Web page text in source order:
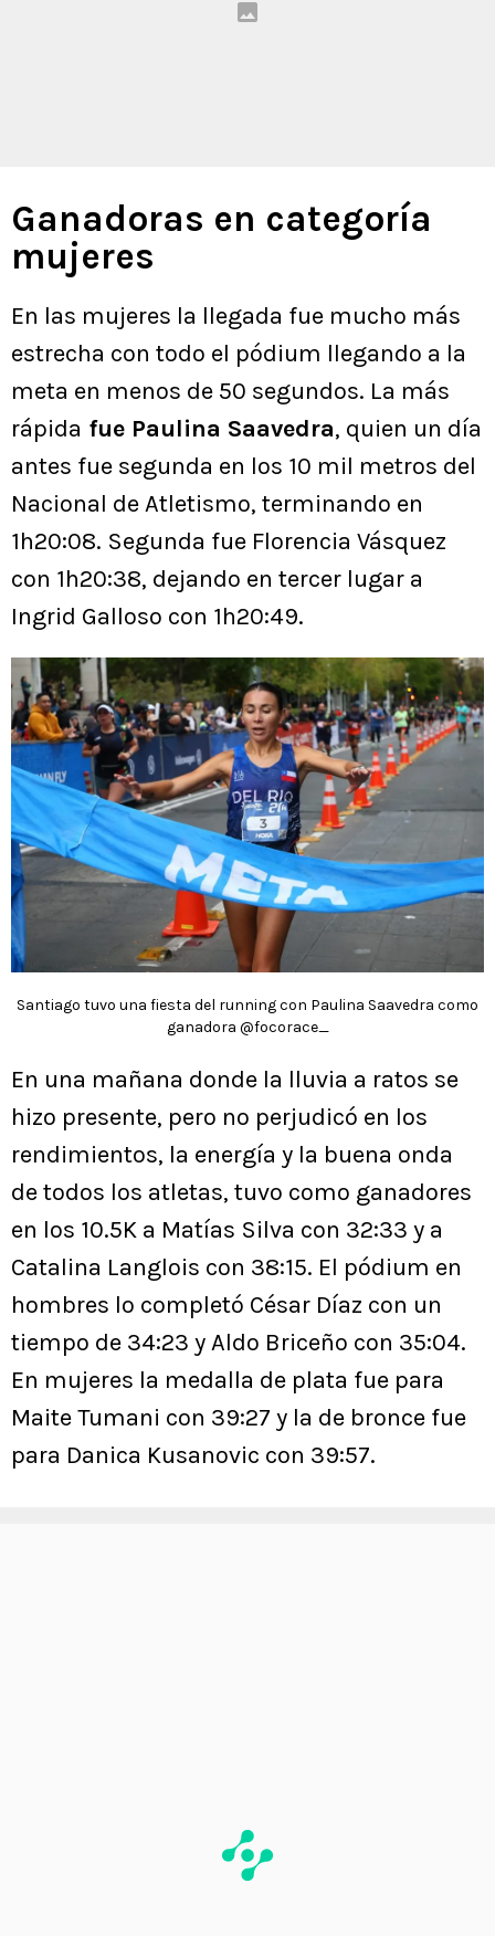
Ganadoras en categoría
mujeres
En las mujeres la llegada fue mucho más
estrecha con todo el pódium llegando a la
meta en menos de 50 segundos. La más
rápida fue Paulina Saavedra, quien un día
antes fue segunda en los 10 mil metros del
Nacional de Atletismo, terminando en
1h20:08. Segunda fue Florencia Vásquez
con 1h20:38, dejando en tercer lugar a
Ingrid Galloso con 1h20:49.
Santiago tuvo una fiesta del running con Paulina Saavedra como
ganadora @focorace_
En una mañana donde la lluvia a ratos se
hizo presente, pero no perjudicó en los
rendimientos, la energía y la buena onda
de todos los atletas, tuvo como ganadores
en los 10.5K a Matías Silva con 32:33 y a
Catalina Langlois con 38:15. El pódium en
hombres lo completó César Díaz con un
tiempo de 34:23 y Aldo Briceño con 35:04.
En mujeres la medalla de plata fue para
Maite Tumani con 39:27 y la de bronce fue
para Danica Kusanovic con 39:57.